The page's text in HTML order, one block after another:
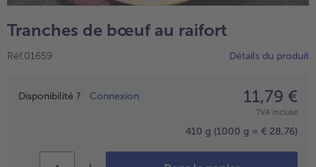
TousUstensiles de cuisine
Tousbofrost*free
Tousbofrost*plus.
Alternatives végétale
Tranches de bœuf au raifort
Réf.01659 Détails du produit
Prix
Disponibilité ? Connexion 11,79 €
TVA incluse
410 g (1000 g = € 28,76)